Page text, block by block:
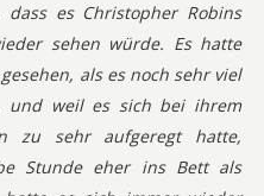
es Christopher Robins
sehen würde. Es hatte
als es noch sehr viel
und weil es sich bei ihrem
zu sehr aufgeregt hatte,
Stunde eher ins Bett als